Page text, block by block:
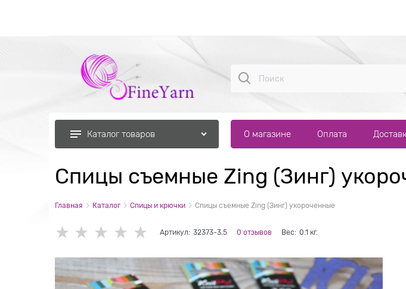
Каталог товаров О магазине Оплата
Спицы съемные Zing (Зинг)
Главная Каталог Спицы и крючки Спицы съемные Zing (Зинг) укороченные
Артикул: 32373-3,5 0 отзывов Вес: 0.1 кг.